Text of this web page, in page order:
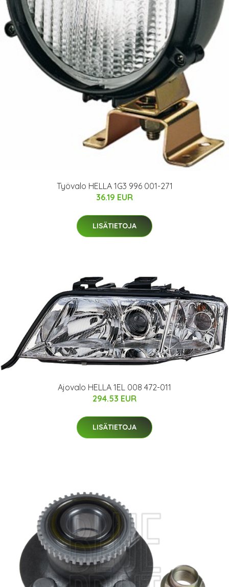
Työvalo HELLA 1G3 996 001-271
36.19 EUR
LISÄTIETOJA
Ajovalo HELLA 1EL 008 472-011
294.53 EUR
LISÄTIETOJA